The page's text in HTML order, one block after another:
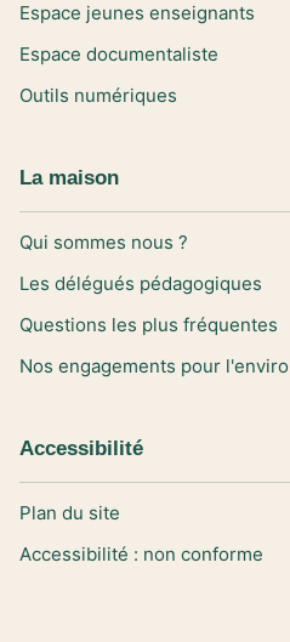
Espace jeunes enseignants
Espace documentaliste
Outils numériques
La maison
Qui sommes nous ?
Les délégués pédagogiques
Questions les plus fréquentes
Nos engagements pour
Accessibilité
Plan du site
Accessibilité : non conforme